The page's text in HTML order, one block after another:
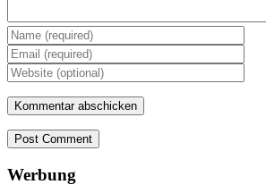
Post Comment
Werbung